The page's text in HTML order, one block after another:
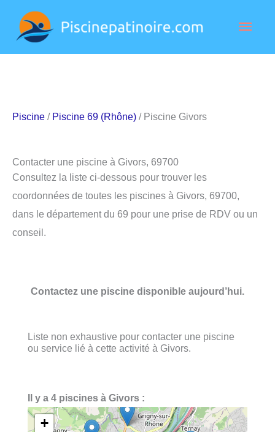
contenu
Piscine / Piscine 69 (Rhône) / Piscine Givors
Contacter une piscine à Givors, 69700
Consultez la liste ci-dessous pour trouver les
coordonnées de toutes les piscines à Givors, 69700,
dans le département du 69 pour une prise de RDV ou un
conseil.
Contactez une piscine disponible aujourd’hui.
Liste non exhaustive pour contacter une piscine
ou service lié à cette activité à Givors.
Il y a 4 piscines à Givors :
+